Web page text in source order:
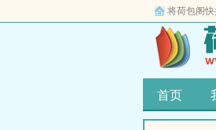
将荷包阁
首页